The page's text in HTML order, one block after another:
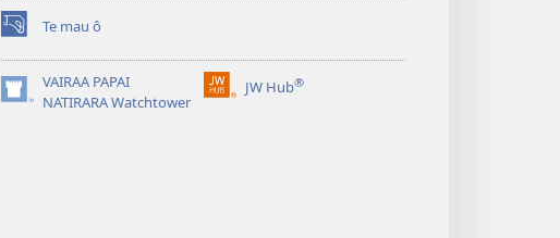
Te mau ô
(opens
new
window)VAIRAA PAPAI
NATIRARA Watchtower
(opens
JW Hub®
(opens